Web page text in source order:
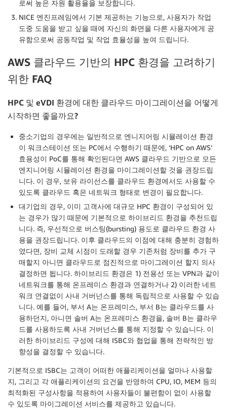
로써 높은 자원 활용율을 보장합니다.
NICE 엔진프레임에서 기본 제공하는 기능으로, 사용자가 작업
도중 도움을 받고 싶을 때에 자신의 화면을 다른 사용자에게 공
유함으로써 공동작업 및 작업 효율성을 높여 드립니다.
AWS 클라우드 기반의 HPC 환경을 고려하기
위한 FAQ
HPC 및 eVDI 환경에 대한 클라우드 마이그레이션을 어떻게
시작하면 좋을까요?
중소기업의 경우에는 일반적으로 엔니지어링 시뮬레이션 환경
이 워크스테이션 또는 PC에서 수행하기 때문에, ‘HPC on AWS’
효용성이 PoC를 통해 확인된다면 AWS 클라우드 기반으로 모든
엔지니어링 시뮬레이션 환경을 마이그레이션할 것을 권장드립
니다. 이 경우, 보유 라이선스를 클라우드 환경에서도 사용할 수
있도록 클라우드 혹은 네트워크 형태로 변경이 필요합니다.
대기업의 경우, 이미 고객사에 대규모 HPC 환경이 구성되어 있
는 경우가 많기 때문에 기본적으로 하이브리드 환경을 추천드립
니다. 즉, 우선적으로 버스팅(bursting) 용도로 클라우드 환경 사
용을 권장드립니다. 이후 클라우드의 이점에 대해 충분히 경험하
였다면, 장비 교체 시점이 도래할 경우 기존처럼 장비를 추가 구
매할지 아니면 클라우드로 점진적으로 마이그레이션 할지 의사
결정하면 됩니다. 하이브리드 환경은 1) 전용선 또는 VPN과 같이
네트워크를 통해 온프레미스 환경과 연결하거나 2) 이러한 네트
워크 연결없이 사내 거버넌스를 통해 독립적으로 사용할 수 있습
니다. 예를 들어, 부서 A는 온프레미스, 부서 B는 클라우드를 사
용하던지, 아니면 솔버 A는 온프레미스 환경을, 솔버 B는 클라우
드를 사용하도록 사내 거버넌스를 통해 지정할 수 있습니다. 이
러한 하이브리드 구성에 대해 ISBC와 협업을 통해 전략적인 방
향성을 결정할 수 있습니다.
기본적으로 ISBC는 고객이 어떠한 애플리케이션을 얼마나 사용할
지, 그리고 각 애플리케이션의 요건을 반영하여 CPU, IO, MEM 등의
최적화된 구성사항을 적용하여 사용자들이 불편함이 없이 사용할
수 있도록 마이그레이션 서비스를 제공하고 있습니다.